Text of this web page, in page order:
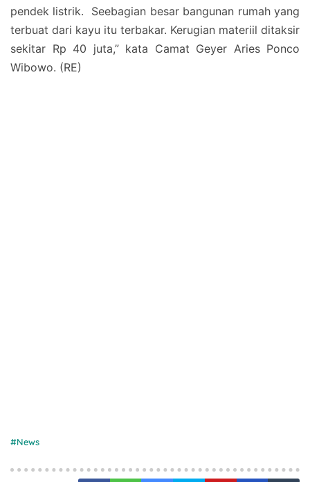
pendek listrik. Seebagian besar bangunan rumah yang
terbuat dari kayu itu terbakar. Kerugian materiil ditaksir
sekitar Rp 40 juta,” kata Camat Geyer Aries Ponco
Wibowo. (RE)
News